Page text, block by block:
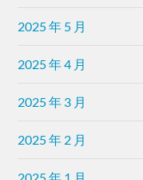
2025 年 5 月
2025 年 4 月
2025 年 3 月
2025 年 2 月